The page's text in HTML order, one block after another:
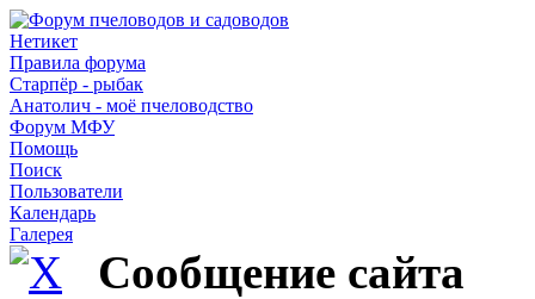
Нетикет
Правила форума
Старпёр - рыбак
Анатолич - моё пчеловодство
Форум МФУ
Помощь
Поиск
Пользователи
Календарь
Галерея
Сообщение сайта